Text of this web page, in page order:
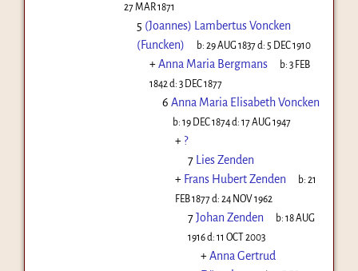
27 MAR 1871
5 (Joannes) Lambertus Voncken
(Funcken)
b:29 AUG 1837d: 5 DEC 1910
+Anna Maria Bergmans b:3 FEB
1842 d: 3 DEC 1877
6 Anna Maria Elisabeth Voncken
b:19 DEC 1874d:17 AUG 1947
+ ?
7 Lies Zenden
+ Frans Hubert Zenden b:21
FEB 1877d: 24 NOV 1962
7Johan Zenden b:18 AUG
1916d: 11 OCT 2003
+Anna Gertrud